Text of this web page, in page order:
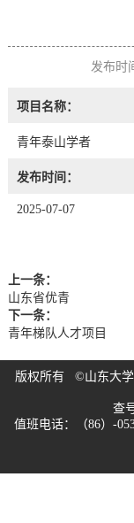
发布时
项目名称：
青年泰山学者
发布时间：
2025-07-07
上一条：
山东省优青
下一条：
青年梯队人才项目
版权所有 ©山东大
查
值班电话：（86）-